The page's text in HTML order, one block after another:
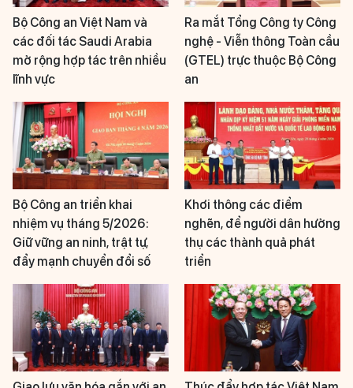
Bộ Công an Việt Nam và
các đối tác Saudi Arabia
mở rộng hợp tác trên nhiều
lĩnh vực
Ra mắt Tổng Công ty Công
nghệ - Viễn thông Toàn cầu
(GTEL) trực thuộc Bộ Công
an
Bộ Công an triển khai
nhiệm vụ tháng 5/2026:
Giữ vững an ninh, trật tự,
đẩy mạnh chuyển đổi số
Khơi thông các điểm
nghẽn, để người dân hưởng
thụ các thành quả phát
triển